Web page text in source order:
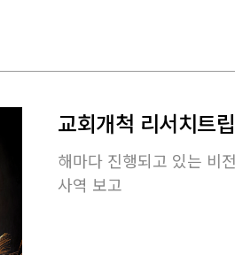
교회개척 리서치트
해마다 진행되고 있는 비
사역 보고